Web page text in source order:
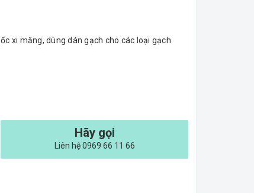
xi măng, dùng dán gạch cho các loại gạch
Hãy gọi
Liên hệ 0969 66 11 66